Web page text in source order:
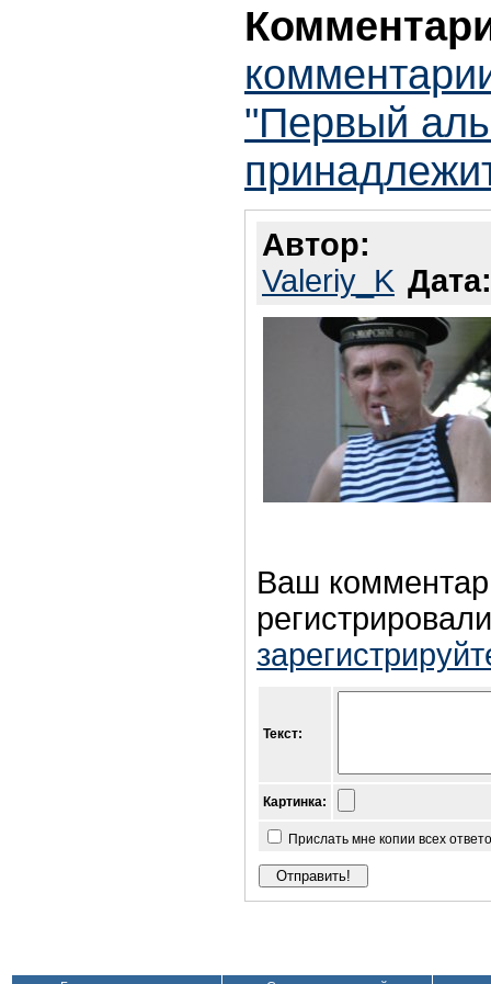
"Первый
Автор:
Valeriy_K Дата:
Ваш
Текст:
Картинка:
Прислать мне копии всех